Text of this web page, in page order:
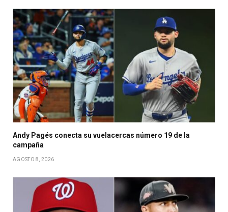
Andy Pagés conecta su vuelacercas número 19 de la
campaña
AGOSTO 8, 2026